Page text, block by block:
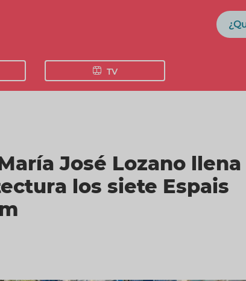
Buscar
TV
José Lozano llena
los siete Espais